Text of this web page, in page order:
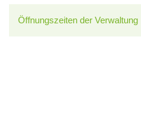
Öffnungszeiten der Verwaltung